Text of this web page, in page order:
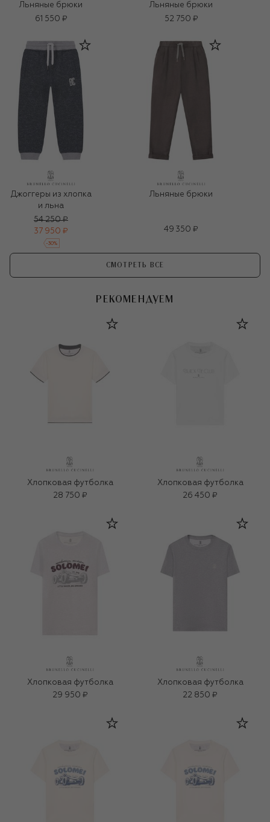
Льняные брюки
61 550 ₽
Льняные брюки
52 750 ₽
Джоггеры из хлопка
и льна
54 250 ₽
37 950 ₽
-30%
Льняные брюки
49 350 ₽
СМОТРЕТЬ ВСЕ
РЕКОМЕНДУЕМ
Хлопковая футболка
28 750 ₽
Хлопковая футболка
26 450 ₽
Хлопковая футболка
29 950 ₽
Хлопковая футболка
22 850 ₽